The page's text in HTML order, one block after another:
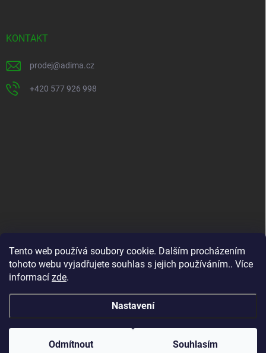
Tento web používá soubory cookie. Dalším procházením
tohoto webu vyjadřujete souhlas s jejich používáním.. Více
informací zde.
Nastavení
Odmítnout Souhlasím
KONTAKT
prodej@adima.cz
+420 577 926 998
Kontakty
Formuláře ke stažení
Copyright 2026 ADIMA BRÁZDIL . Všechna práva vyhrazena.